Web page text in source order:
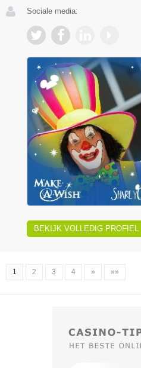
Sociale media:
BEKIJK VOLLEDIG PROFIEL
1 2 3 4 » »»